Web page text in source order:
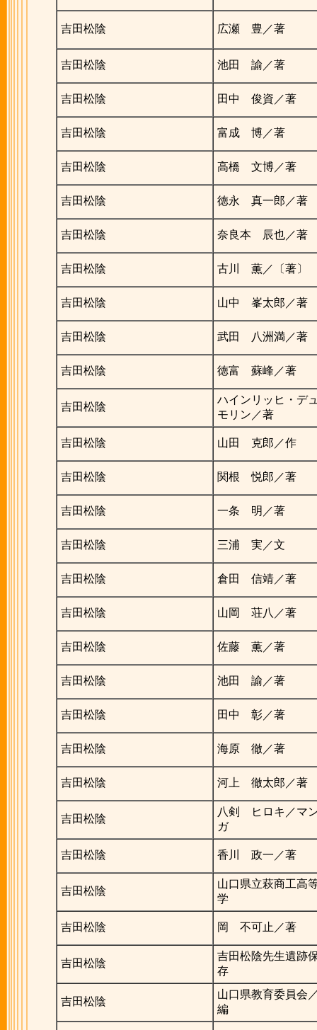
吉田松陰 広瀬 豊／著
吉田松陰 池田 諭／著
吉田松陰 田中 俊資／著
吉田松陰 富成 博／著
吉田松陰 高橋 文博／著
吉田松陰 徳永 真一郎／著
吉田松陰 奈良本 辰也／著
吉田松陰 古川 薫／〔著〕
吉田松陰 山中 峯太郎／著
吉田松陰 武田 八洲満／著
吉田松陰 徳富 蘇峰／著
吉田松陰
ハインリッヒ・デ
モリン／著
吉田松陰 山田 克郎／作
吉田松陰 関根 悦郎／著
吉田松陰 一条 明／著
吉田松陰 三浦 実／文
吉田松陰 倉田 信靖／著
吉田松陰 山岡 荘八／著
吉田松陰 佐藤 薫／著
吉田松陰 池田 諭／著
吉田松陰 田中 彰／著
吉田松陰 海原 徹／著
吉田松陰 河上 徹太郎／著
吉田松陰
八剣 ヒロキ／マ
ガ
吉田松陰 香川 政一／著
吉田松陰
山口県立萩商工高
学
吉田松陰 岡 不可止／著
吉田松陰
吉田松陰先生遺跡
存
吉田松陰
山口県教育委員会
編